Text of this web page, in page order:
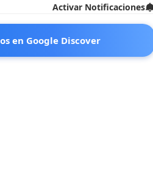
Activar Notificaciones
en Google Discover